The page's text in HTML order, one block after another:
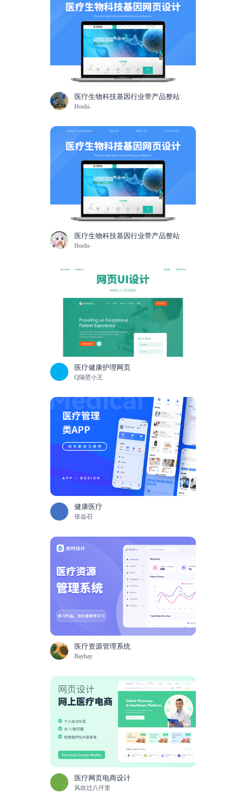
医疗生物科技基因行业带产品整站
Hoshi-
医疗生物科技基因行业带产品整站
Hoshi-
医疗健康护理网页
Q隔壁小王
健康医疗
张远召
医疗资源管理系统
Baybay
医疗网页电商设计
风吹过八仟里